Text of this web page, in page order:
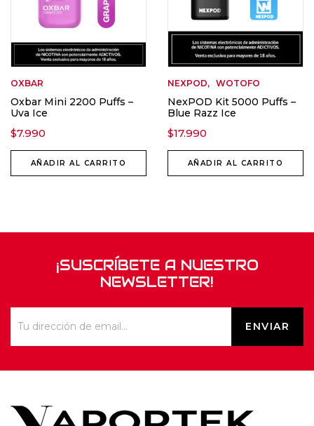
OXBAR
Oxbar Mini 2200 Puffs –
Uva Ice
$7.990
AÑADIR AL CARRITO
NEXPOD WOTOFO
NexPOD Kit 5000 Puffs –
Blue Razz Ice
$17.990
AÑADIR AL CARRITO
¡SUSCRÍBETE A NUESTRO
NEWSLETTER!